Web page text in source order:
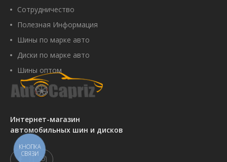
Интернет-магазин
автомобильных шин и дисков
Сотрудничество
Полезная Информация
Шины по марке авто
Диски по марке авто
Шины оптом
КНОПКА
СВЯЗИ